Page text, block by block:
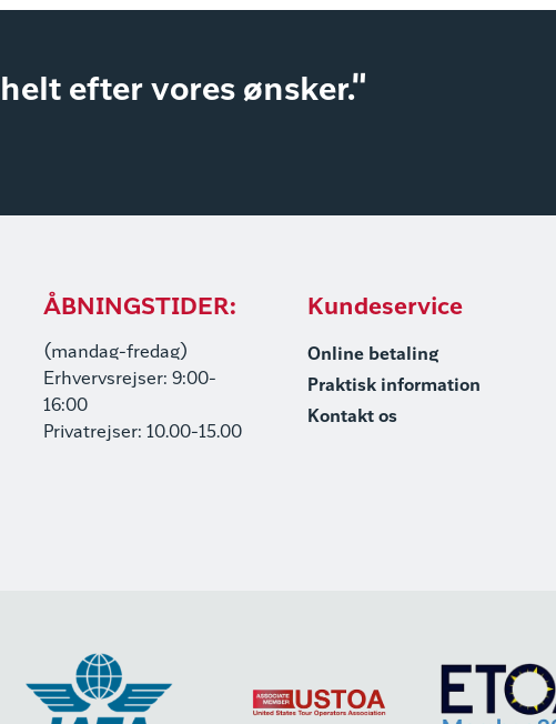
efter vores ønsker."
ÅBNINGSTIDER:
(mandag-fredag)
Erhvervsrejser: 9:00-
16:00
Privatrejser: 10.00-15.00
Kundeservice
Online betaling
Praktisk information
Kontakt os